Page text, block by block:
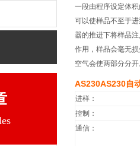
一段由程序设定体
可以使样品不至于
器的推进下将样品
作用，样品会毫无
空气会使两部分分开
AS230AS230自
进样：
控制：
通信：